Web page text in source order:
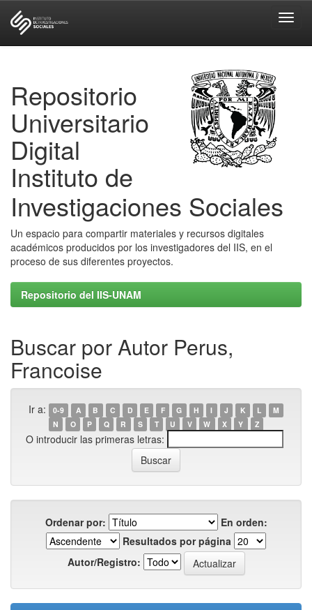
Repositorio
Universitario
Digital
Instituto de
Investigaciones Sociales
Un espacio para compartir materiales y recursos digitales
académicos producidos por los investigadores del IIS, en el
proceso de sus diferentes proyectos.
Repositorio del IIS-UNAM
Buscar por Autor Perus,
Francoise
Ir a: 0-9 A B C D E F G H I J K L
M
N
O P Q R S T U V W X Y Z
O introducir las primeras letras:
Ordenar por:
En orden:
Resultados por página
Autor/Registro: